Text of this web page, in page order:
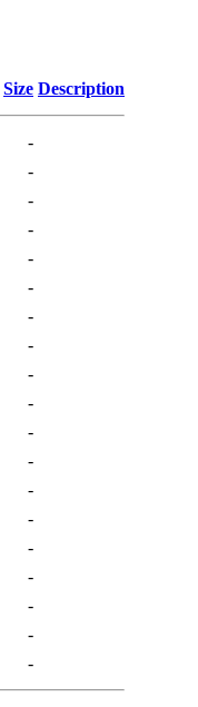
Size Description
-
-
-
-
-
-
-
-
-
-
-
-
-
-
-
-
-
-
-